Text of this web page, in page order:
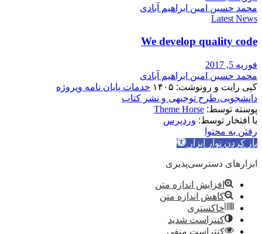
محمد حسین امین ابراهیم آبادی
Latest News
We develop quality code
فوریه 5, 2017
محمد حسین امین ابراهیم آبادی
کپی رایت و رونوشت: ۱۴۰۵
خدمات پایان نامه وپروژه
دانشجویی،طرح توجیهی و نشر کتاب
پوسته توسط: Theme Horse
با افتخار توسط: وردپرس
رفتن به محتوا
باز کردن نوار ابزار
ابزارهای دسترسی‌پذیری
افزایش اندازه متن
کاهش اندازه متن
خاکستری
کنتراست شدید
کنتراست منفی